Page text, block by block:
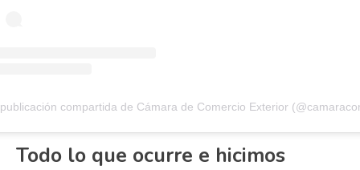
Todo lo que ocurre e hicimos